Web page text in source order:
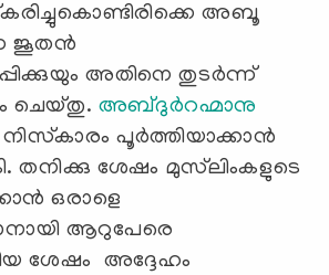
അബൂ
ജൂതന്‍
അതിനെ തുടര്‍ന്ന്
ചെയ്തു. അബ്ദുര്‍റഹ്മാനു
നിസ്‌കാരം പൂര്‍ത്തിയാക്കാന്‍
തനിക്കു ശേഷം മുസ്‌ലിംകളുടെ
ഒരാളെ
ആറുപേരെ
ശേഷം അദ്ദേഹം